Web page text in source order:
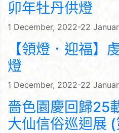
卯年牡丹供燈
1 December, 2022-22
【領燈．迎福】
燈
1 December, 2022-22
嗇色園慶回歸25
大仙信俗巡迴展